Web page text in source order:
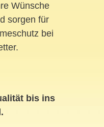
Wünsche
sorgen für
bei
bis ins